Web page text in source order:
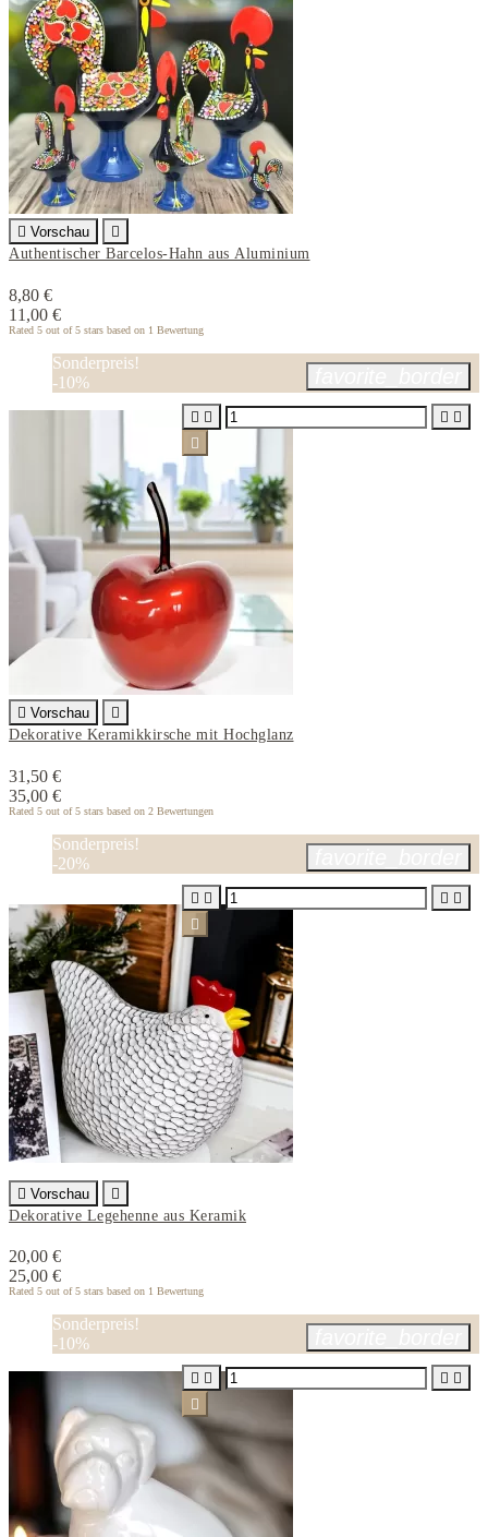
 Vorschau

Authentischer Barcelos-Hahn aus Aluminium
8,80 €
11,00 €
Rated 5 out of 5 stars based on 1 Bewertung
Sonderpreis!
-10%
 Vorschau

Dekorative Keramikkirsche mit Hochglanz
31,50 €
35,00 €
Rated 5 out of 5 stars based on 2 Bewertungen
   

Sonderpreis!
-20%
 Vorschau

Dekorative Legehenne aus Keramik
20,00 €
25,00 €
Rated 5 out of 5 stars based on 1 Bewertung
   

Sonderpreis!
-10%
   
